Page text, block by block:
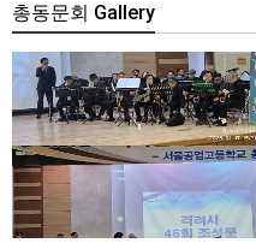
총동문회 Gallery